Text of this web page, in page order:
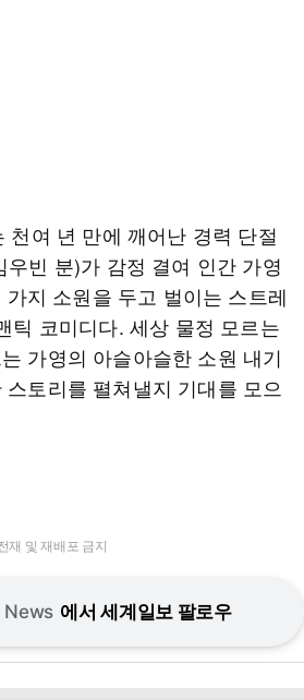
천여 년 만에 깨어난 경력 단절
빈 분)가 감정 결여 인간 가영
지 소원을 두고 벌이는 스트레
틱 코미디​다. 세상 물정 모르는
가영의 아슬아슬한 소원 내기
토리를 펼쳐낼지 기대를 모으
재 및 재배포 금지
News 에서 세계일보 팔로우